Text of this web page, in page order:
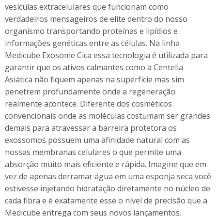
vesículas extracelulares que funcionam como
verdadeiros mensageiros de elite dentro do nosso
organismo transportando proteínas e lipídios e
informações genéticas entre as células. Na linha
Medicube Exosome Cica essa tecnologia é utilizada para
garantir que os ativos calmantes como a Centella
Asiática não fiquem apenas na superfície mas sim
penetrem profundamente onde a regeneração
realmente acontece. Diferente dos cosméticos
convencionais onde as moléculas costumam ser grandes
demais para atravessar a barreira protetora os
exossomos possuem uma afinidade natural com as
nossas membranas celulares o que permite uma
absorção muito mais eficiente e rápida. Imagine que em
vez de apenas derramar água em uma esponja seca você
estivesse injetando hidratação diretamente no núcleo de
cada fibra e é exatamente esse o nível de precisão que a
Medicube entrega com seus novos lançamentos.